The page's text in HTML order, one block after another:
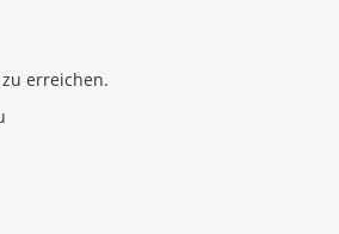
erreichen.